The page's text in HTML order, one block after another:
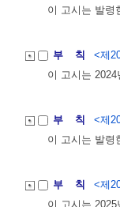
이 고시는 발령
부 칙
<제
이 고시는
부 칙
<제
이 고시는 발령
부 칙
<제
이 고시는